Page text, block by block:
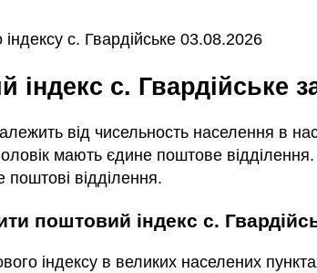
с. Гвардійське 03.08.2026
індекс с. Гвардійське
від чисельность населення в
мають єдине поштове
відділення.
поштовий індекс с.
індексу в великих населених